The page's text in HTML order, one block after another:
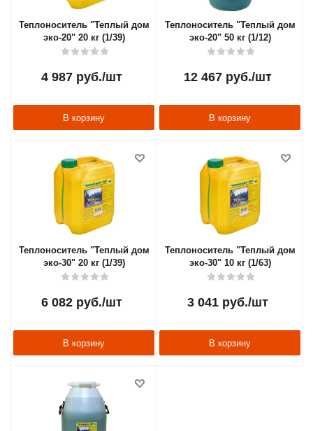
Теплоноситель "Теплый дом
эко-20" 20 кг (1/39)
4 987руб./шт
В корзину
Теплоноситель "Теплый дом
эко-20" 50 кг (1/12)
12 467руб./шт
В корзину
Теплоноситель "Теплый дом
эко-30" 20 кг (1/39)
6 082руб./шт
В корзину
Теплоноситель "Теплый дом
эко-30" 10 кг (1/63)
3 041руб./шт
В корзину